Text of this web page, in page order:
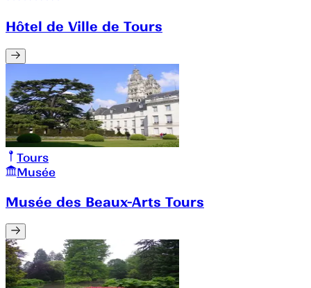
Hôtel de Ville de Tours
Tours
Musée
Musée des Beaux-Arts Tours